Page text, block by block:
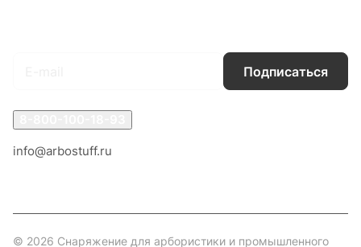
Подписаться
info@arbostuff.ru
© 2026 Снаряжение для арбористики и промышленного